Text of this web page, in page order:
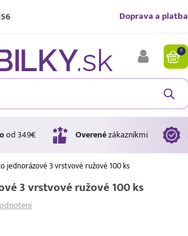
Doprava a platba
0
od 349€ Overenézákazníkmi
jednorázové 3 vrstvové ružové 100 ks
3 vrstvové ružové 100 ks